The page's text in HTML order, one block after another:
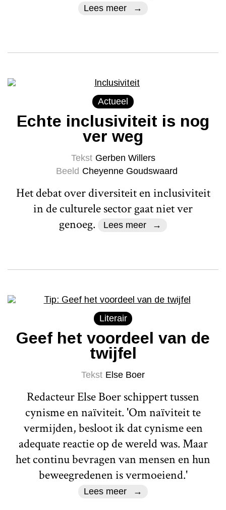
Lees meer
Actueel
Echte inclusiviteit is nog
ver weg
Tekst Gerben Willers
Beeld Cheyenne Goudswaard
Het debat over diversiteit en inclusiviteit
in de culturele sector gaat niet ver
genoeg.
Lees meer
Literair
Geef het voordeel van de
twijfel
Tekst Else Boer
Redacteur Else Boer schippert tussen
cynisme en naïviteit. 'Om naïviteit te
vermijden, besloot ik dat cynisme een
adequate reactie op de wereld was. Maar
het continu bevragen van mensen en hun
beweegredenen is vermoeiend.'
Lees meer